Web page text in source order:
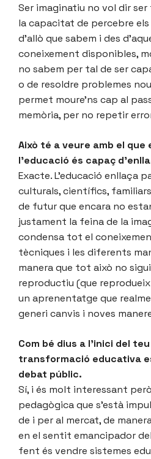
Ser imaginatiu no vol dir
la capacitat de percebre
d’allò que sabem i des
coneixement disponibles,
no sabem per tal de ser
o de resoldre problemes
permet moure’ns cap al
memòria, per no repetir
Això té a veure amb el que
l’educació és capaç
Exacte. L’educació enllaça
culturals, científics,
de futur que encara no
justament la feina de la
condensa tot el
tècniques i les diferents
manera que tot això no
reproductiu (que
un aprenentatge que
generi canvis i noves
Com bé dius a l’inici del
transformació educativa
debat públic.
Sí, i és molt interessant
pedagògica que s’està
de i per al mercat, de
en el sentit emancipador
fent és vendre sistemes